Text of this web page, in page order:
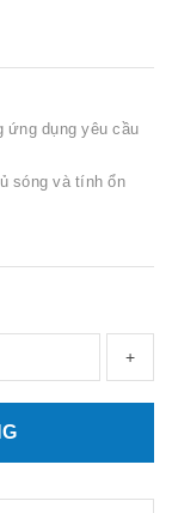
ứng dụng yêu cầu
sóng và tính ổn
+